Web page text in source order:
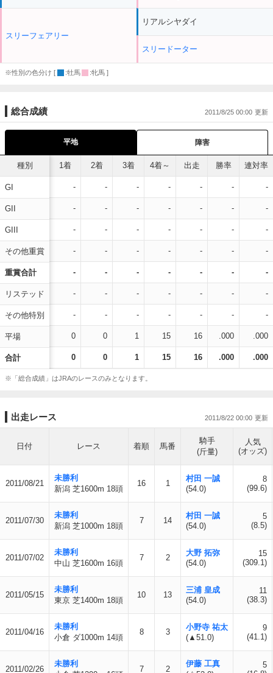
スリーフェアリー
リアルシヤダイ
スリードーター
※性別の色分け [ :牡馬 :牝馬 ]
総合成績 2011/8/25 00:00
平地 障害
種別
GI
GII
GIII
その他重賞
重賞合計
リステッド
その他特別
平場
合計
1着 2着 3着 4着～ 出走 勝率 連対率
- - - - - - -
- - - - - - -
- - - - - - -
- - - - - - -
- - - - - - -
- - - - - - -
- - - - - - -
0 0 1 15 16 .000 .000
0 0 1 15 16 .000 .000
※「総合成績」はJRAのレースのみとなります。
出走レース 2011/8/22 00:00
日付 レース 着順 馬番
騎手
(斤量)
人気
(オッズ)
2011/08/21
未勝利
新潟 芝1600m 18頭
16 1
村田 一誠
(54.0)
8
(99.6)
2011/07/30
未勝利
新潟 芝1000m 18頭
7 14
村田 一誠
(54.0)
5
(8.5)
2011/07/02
未勝利
中山 芝1600m 16頭
7 2
大野 拓弥
(54.0)
15
(309.1)
2011/05/15
未勝利
東京 芝1400m 18頭
10 13
三浦 皇成
(54.0)
11
(38.3)
2011/04/16
未勝利
小倉 ダ1000m 14頭
8 3
小野寺 祐太
(▲51.0)
9
(41.1)
2011/02/26
未勝利
7 2
伊藤 工真
5